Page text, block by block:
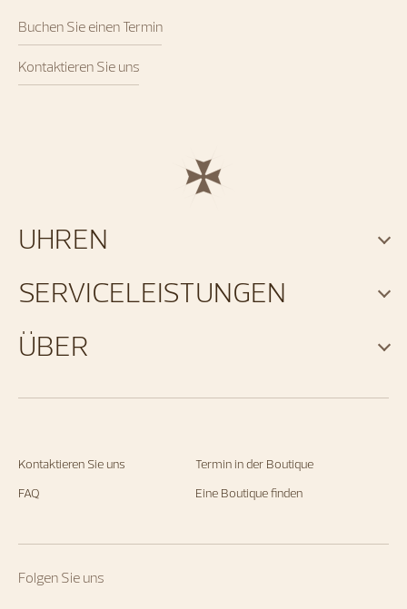
Buchen Sie einen Termin
Kontaktieren Sie uns
Kontaktieren Sie uns
Termin in der Boutique
FAQ
Eine Boutique finden
Folgen Sie uns
UHREN
SERVICELEISTUNGEN
ÜBER